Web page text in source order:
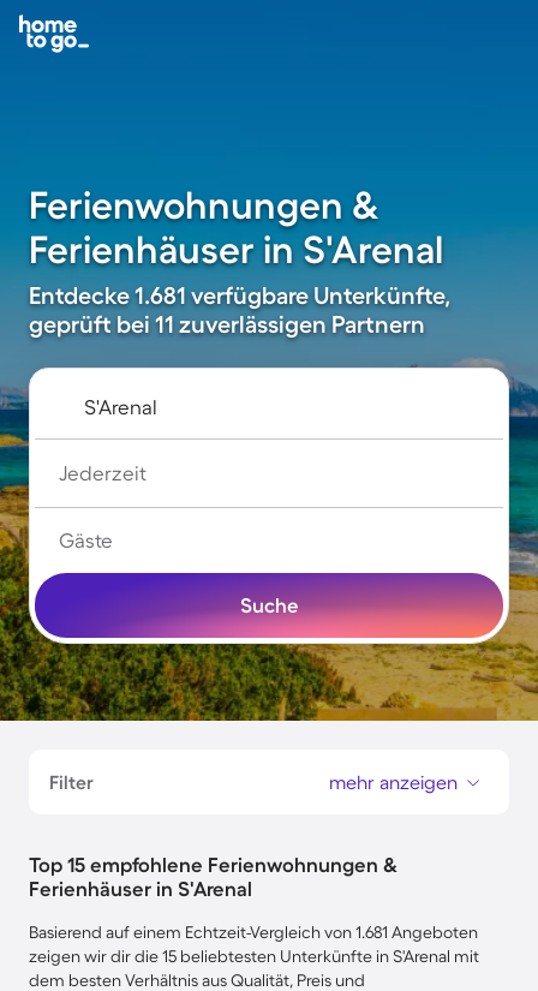
Ferienwohnungen &
Ferienhäuser in S'Arenal
Entdecke 1.681 verfügbare Unterkünfte,
geprüft bei 11 zuverlässigen Partnern
Jederzeit
Gäste
Suche
Filter mehr anzeigen
Top 15 empfohlene Ferienwohnungen &
Ferienhäuser in S'Arenal
Basierend auf einem Echtzeit-Vergleich von 1.681 Angeboten
zeigen wir dir die 15 beliebtesten Unterkünfte in S'Arenal mit
dem besten Verhältnis aus Qualität, Preis und